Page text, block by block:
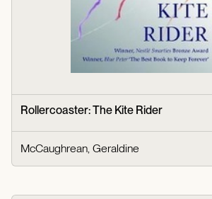
Rollercoaster: The Kite Rider
McCaughrean, Geraldine